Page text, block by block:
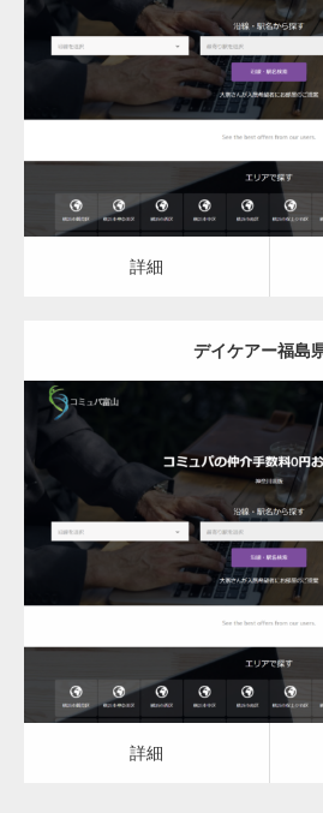
更新日：
デイケア
詳細 検索サイト
詳細
デイケアー福島
更新日：
デイケア
詳細 検索サイト
詳細
変幻自在、あらゆる
カスタム投稿タイ
一般社団法人高齢
通常投稿
Hello world!